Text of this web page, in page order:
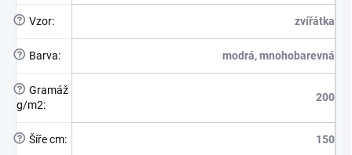
? Vzor: zvířátka
? Barva: modrá, mnohobarevná
? Gramáž
g/m2:
200
? Šíře cm: 150